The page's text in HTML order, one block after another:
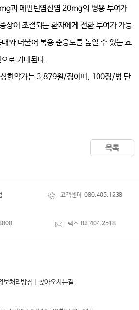
과 메만틴염산염 20mg의 병용 투여가
상이 조절되는 환자에게 전환 투여가 가능
와 더불어 복용 순응도를 높일 수 있는 효
로 기대된다.
한약가는 3,879원/정이며, 100정/병 단
목록
고객센터 080.405.1238
팩스 02.404.2518
보처리방침 찾아오시는길